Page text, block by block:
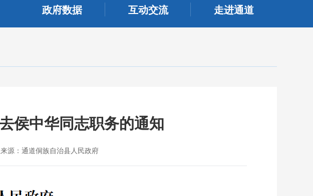
政府数据 互动交流 走进通道
侯中华同志职务的通知
源：通道侗族自治县人民政府